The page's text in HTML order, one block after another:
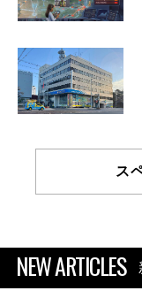
ス
NEW ARTICLES